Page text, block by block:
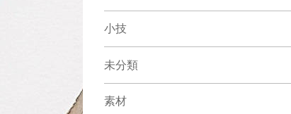
小技
未分類
素材